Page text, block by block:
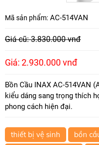
Mã sản phẩm: AC-514VAN
Giá cũ: 3.830.000 vnđ
Giá: 2.930.000 vnđ
Bồn Cầu INAX AC-514VAN
kiểu dáng sang trọng thích
phong cách hiện đại.
thiết bị vệ sinh bồn